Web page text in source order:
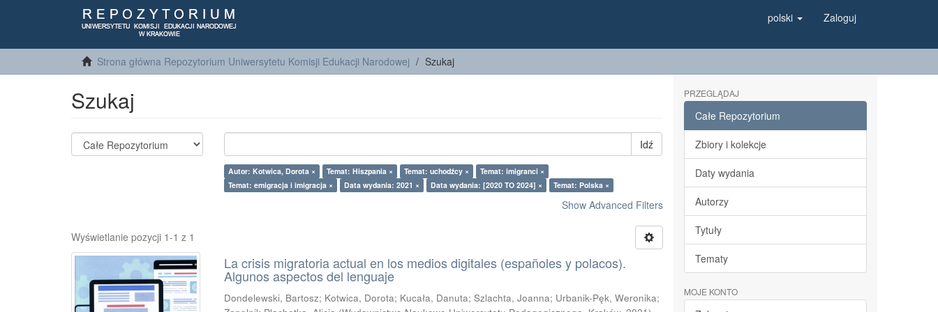
polski Zaloguj
Strona główna Repozytorium Uniwersytetu Komisji Edukacji Narodowej Szukaj
Szukaj
Idź
Autor: Kotwica, Dorota × Temat: Hiszpania × Temat: uchodźcy ×
Temat: imigranci ×
Temat: emigracja i imigracja ×
Data wydania: 2021 × Data wydania: [2020 TO 2024] × Temat: Polska ×
Show Advanced Filters
Wyświetlanie pozycji 1-1 z 1
La crisis migratoria actual en los medios digitales (españoles y polacos).
Algunos aspectos del lenguaje
Dondelewski, Bartosz; Kotwica, Dorota; Kucała, Danuta;Szlachta, Joanna; Urbanik-Pęk, Weronika;
PRZEGLĄDAJ
Całe Repozytorium
Zbiory i kolekcje
Daty wydania
Autorzy
Tytuły
Tematy
MOJE KONTO